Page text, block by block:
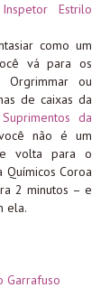
Inspetor Estrilo
como um
vá para os
ou
de caixas da
Suprimentos da
não é um
volta para o
Coroa
2 minutos – e
ela.
Garrafuso